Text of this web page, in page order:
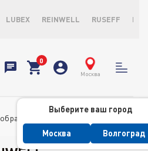
LUBEX REINWELL RUSEFF
Москва
Выберите ваш город
Москва Волгоград
ржавчины